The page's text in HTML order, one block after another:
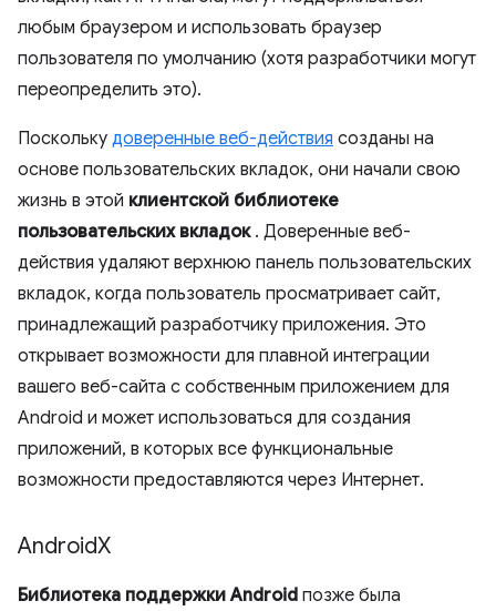
любым браузером и использовать браузер
пользователя по умолчанию (хотя разработчики могут
переопределить это).
Поскольку доверенные веб-действия созданы на
основе пользовательских вкладок, они начали свою
жизнь в этой клиентской библиотеке
пользовательских вкладок. Доверенные веб-
действия удаляют верхнюю панель пользовательских
вкладок, когда пользователь просматривает сайт,
принадлежащий разработчику приложения. Это
открывает возможности для плавной интеграции
вашего веб-сайта с собственным приложением для
Android и может использоваться для создания
приложений, в которых все функциональные
возможности предоставляются через Интернет.
AndroidX
Библиотека поддержки Android позже была